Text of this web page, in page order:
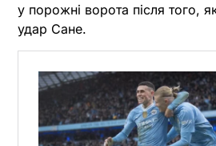
у порожні ворота після того,
удар Сане.